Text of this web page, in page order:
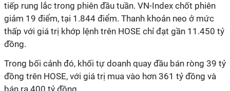
tiếp rung lắc trong phiên đầu tuần. VN-Index chốt phiên
giảm 19 điểm, tại 1.844 điểm. Thanh khoản neo ở mức
thấp với giá trị khớp lệnh trên HOSE chỉ đạt gần 11.450 tỷ
đồng.
Trong bối cảnh đó, khối tự doanh quay đầu bán ròng 39 tỷ
đồng trên HOSE, với giá trị mua vào hơn 361 tỷ đồng và
bán ra 400 tỷ đồng.